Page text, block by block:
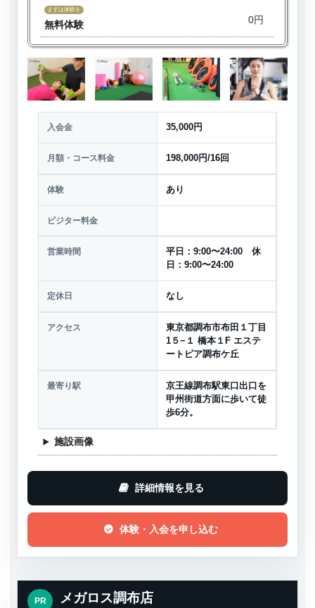
まずは体験を
無料体験 0円
入会金 35,000円
月額・コース料金 198,000円/16回
体験 あり
ビジター料金
営業時間
平日：9:00〜24:00 休
日：9:00〜24:00
定休日 なし
アクセス
東京都調布市布田１丁目
1５−１ 橋本１F エステ
ートピア調布ケ丘
最寄り駅
京王線調布駅東口出口を
甲州街道方面に歩いて徒
歩6分。
施設画像
詳細情報を見る
体験・入会を申し込む
PR メガロス調布店